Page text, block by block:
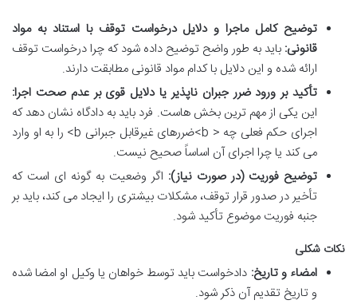
توضیح کامل ماجرا و دلایل درخواست توقف با استناد به مواد
قانونی: باید به طور واضح توضیح داده شود که چرا درخواست توقف
ارائه شده و این دلایل با کدام مواد قانونی مطابقت دارند.
تأکید بر ورود ضرر جبران ناپذیر یا دلایل قوی بر عدم صحت اجرا:
این یکی از مهم ترین بخش هاست. فرد باید به دادگاه نشان دهد که
اجرای حکم فعلی چه < b>ضررهای غیرقابل جبرانی b> را به او وارد
می کند یا چرا اجرای آن اساساً صحیح نیست.
توضیح فوریت (در صورت نیاز): اگر وضعیت به گونه ای است که
تأخیر در صدور قرار توقف، مشکلات بیشتری را ایجاد می کند، باید بر
جنبه فوریت موضوع تأکید شود.
نکات شکلی
امضاء و تاریخ: دادخواست باید توسط خواهان یا وکیل او امضا شده
و تاریخ تقدیم آن ذکر شود.